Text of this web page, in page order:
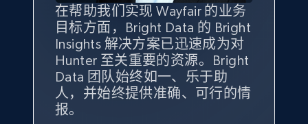
more.
2.5K+ 359+ 立即开始
eBay - Collect products from shops on eBay
在帮助我们实现 Wayfair 的业务
目标方面，Bright Data 的 Bright
Insights 解决方案已迅速成为对
Hunter 至关重要的资源。Bright
Data 团队始终如一、乐于助
人，并始终提供准确、可行的情
报。
Bright Insights 的数据极大地支
持了我们公司的目标。每个产品
类别的市场份额帮助我们以主要
竞争对手为基准，而供应商的销
售情况则从战术上帮助我们的营
销团队扩大产品种类。
我们之所以选择 Bright
Insights，是因为它能够跟踪销
售情况，并绘制对我们业务至关
重要的竞争产品类别图。
Yael Fridman
Keter 的市场总监
借助 Bright Data 的解决方案，
我们获得了对市场领域、产品、
竞争格局以及消费者行为趋势的
独特且全面的洞察。
Beverly Taylor
Kingston Brass, Inc. 商品规划总监